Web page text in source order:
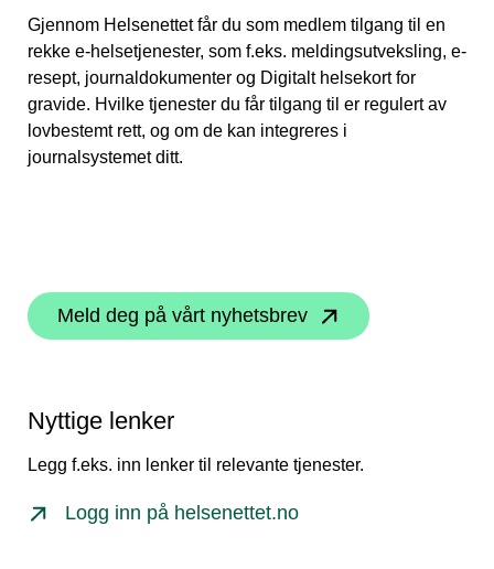
Gjennom Helsenettet får du som medlem tilgang til en
rekke e-helsetjenester, som f.eks. meldingsutveksling, e-
resept, journaldokumenter og Digitalt helsekort for
gravide. Hvilke tjenester du får tilgang til er regulert av
lovbestemt rett, og om de kan integreres i
journalsystemet ditt.
Meld deg på vårt nyhetsbrev
Nyttige lenker
Legg f.eks. inn lenker til relevante tjenester.
Logg inn på helsenettet.no